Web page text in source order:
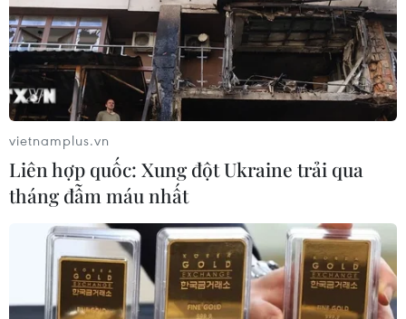
Việt Nam có chiến thắng đầu tay tại giải
vietnamplus.vn
Liên hợp quốc: Xung đột Ukraine trải qua
tháng đẫm máu nhất